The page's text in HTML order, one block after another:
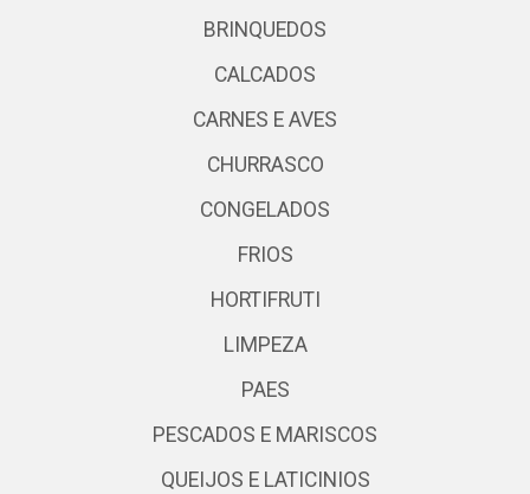
BRINQUEDOS
CALCADOS
CARNES E AVES
CHURRASCO
CONGELADOS
FRIOS
HORTIFRUTI
LIMPEZA
PAES
PESCADOS E MARISCOS
QUEIJOS E LATICINIOS